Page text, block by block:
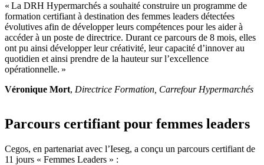
« La DRH Hypermarchés a souhaité construire un programme de
formation certifiant à destination des femmes leaders détectées
évolutives afin de développer leurs compétences pour les aider à
accéder à un poste de directrice. Durant ce parcours de 8 mois, elles
ont pu ainsi développer leur créativité, leur capacité d’innover au
quotidien et ainsi prendre de la hauteur sur l’excellence
opérationnelle. »
Véronique Mort, Directrice Formation, Carrefour Hypermarchés
Parcours certifiant pour femmes leaders
Cegos, en partenariat avec l’Ieseg, a conçu un parcours certifiant de
11 jours « Femmes Leaders » :